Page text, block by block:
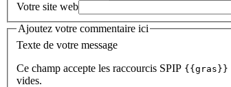
Votre site web
Ajoutez votre commentaire ici
Texte de votre message
Ce champ accepte les raccourcis SPIP {{gras}}
vides.